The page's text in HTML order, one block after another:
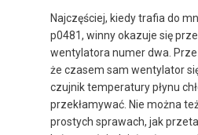
Najczęściej, kiedy trafia do
p0481, winny okazuje się
wentylatora numer dwa.
że czasem sam wentylator
czujnik temperatury płynu
przekłamywać. Nie można
prostych sprawach, jak